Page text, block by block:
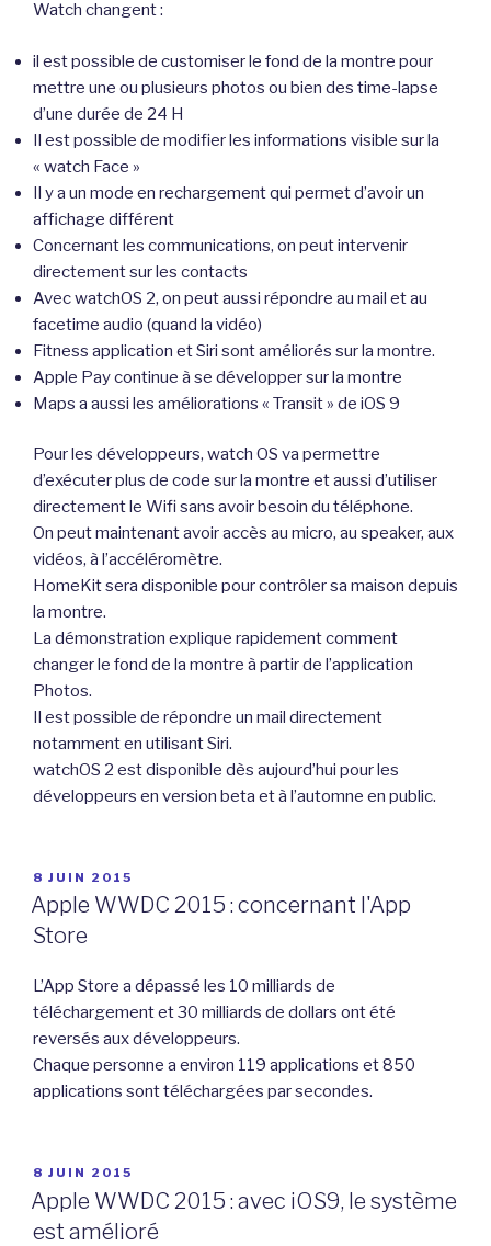
Watch changent :
il est possible de customiser le fond de la montre pour
mettre une ou plusieurs photos ou bien des time-lapse
d’une durée de 24 H
Il est possible de modifier les informations visible sur la
« watch Face »
Il y a un mode en rechargement qui permet d’avoir un
affichage différent
Concernant les communications, on peut intervenir
directement sur les contacts
Avec watchOS 2, on peut aussi répondre au mail et au
facetime audio (quand la vidéo)
Fitness application et Siri sont améliorés sur la montre.
Apple Pay continue à se développer sur la montre
Maps a aussi les améliorations « Transit » de iOS 9
Pour les développeurs, watch OS va permettre
d’exécuter plus de code sur la montre et aussi d’utiliser
directement le Wifi sans avoir besoin du téléphone.
On peut maintenant avoir accès au micro, au speaker, aux
vidéos, à l’accéléromètre.
HomeKit sera disponible pour contrôler sa maison depuis
la montre.
La démonstration explique rapidement comment
changer le fond de la montre à partir de l’application
Photos.
Il est possible de répondre un mail directement
notamment en utilisant Siri.
watchOS 2 est disponible dès aujourd’hui pour les
développeurs en version beta et à l’automne en public.
PUBLIÉ
LE
8 JUIN 2015
Apple WWDC 2015 : concernant l'App
Store
L’App Store a dépassé les 10 milliards de
téléchargement et 30 milliards de dollars ont été
reversés aux développeurs.
Chaque personne a environ 119 applications et 850
applications sont téléchargées par secondes.
PUBLIÉ
LE
8 JUIN 2015
Apple WWDC 2015 : avec iOS9, le système
est amélioré